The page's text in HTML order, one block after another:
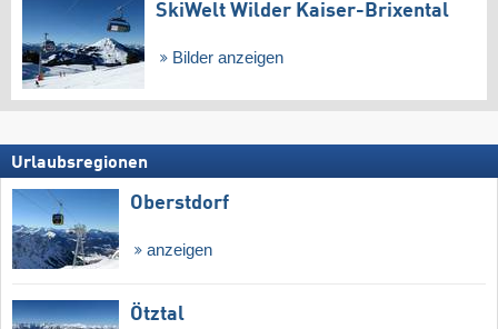
SkiWelt Wilder Kaiser-Brixental
Bilder anzeigen
Urlaubsregionen
Oberstdorf
anzeigen
Ötztal